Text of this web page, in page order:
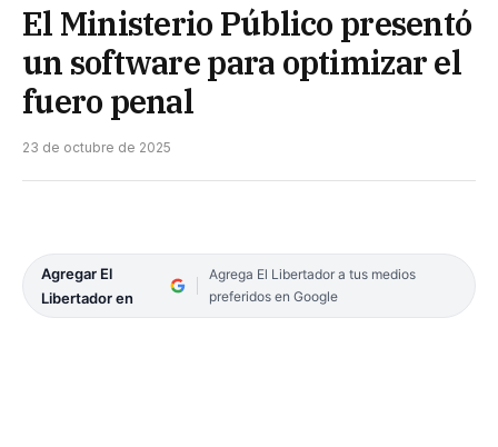
El Ministerio Público presentó
un software para optimizar el
fuero penal
23 de octubre de 2025
Agregar El
Libertador en
Agrega El Libertador a tus medios
preferidos en Google